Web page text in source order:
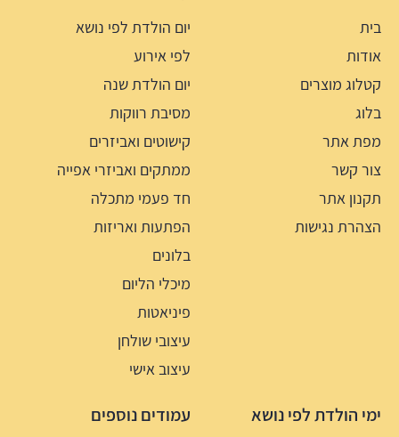
בית
אודות
קטלוג מוצרים
בלוג
מפת אתר
צור קשר
תקנון אתר
הצהרת נגישות
יום הולדת לפי נושא
לפי אירוע
יום הולדת שנה
מסיבת רווקות
קישוטים ואביזרים
ממתקים ואביזרי אפייה
חד פעמי מתכלה
הפתעות ואריזות
בלונים
מיכלי הליום
פיניאטות
עיצובי שולחן
עיצוב אישי
ימי הולדת לפי נושא עמודים נוספים